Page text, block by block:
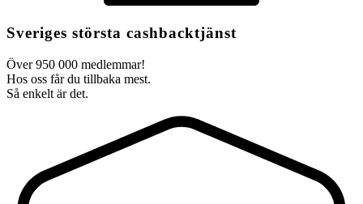
Sveriges största cashbacktjänst
Över 950 000 medlemmar!
Hos oss får du tillbaka mest.
Så enkelt är det.